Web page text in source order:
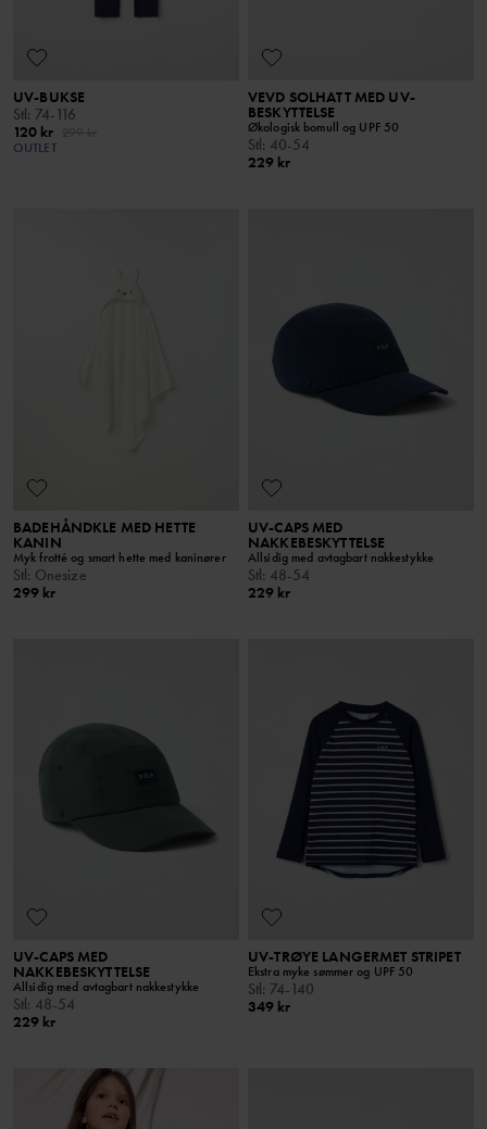
UV-BUKSE
Stl : 74-116
120 kr
OUTLET
VEVD SOLHATT MED UV-
BESKYTTELSE
Økologisk bomull og UPF 50
Stl : 40-54
229 kr
BADEHÅNDKLE MED HETTE
KANIN
Myk frotté og smart hette med kaninører
Stl: Onesize
299 kr
UV-CAPS MED
NAKKEBESKYTTELSE
Allsidig med avtagbart nakkestykke
Stl: 48-54
229 kr
UV-CAPS MED
NAKKEBESKYTTELSE
Allsidig med avtagbart nakkestykke
Stl: 48-54
229 kr
UV-TRØYE LANGERMET STRIPET
Ekstra myke sømmer og UPF 50
Stl: 74-140
349 kr